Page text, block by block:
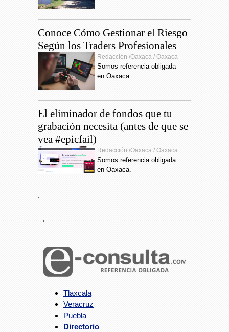
Conoce Cómo Gestionar el Riesgo
Según los Traders Profesionales
Redacción /Oaxaca / Oaxaca
Somos referencia obligada
en Oaxaca.
El eliminador de fondos que tu
grabación necesita (antes de que se
vea #epicfail)
Redacción /Oaxaca / Oaxaca
Somos referencia obligada
en Oaxaca.
.
.
Tlaxcala
Veracruz
Puebla
Directorio